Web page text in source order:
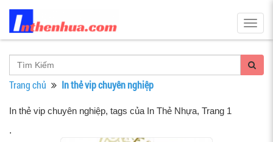
Trang chủ In thẻ vip chuyên nghiệp
In thẻ vip chuyên nghiệp, tags của In Thẻ Nhựa, Trang 1
.